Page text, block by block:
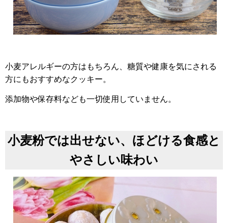
小麦アレルギーの方はもちろん、糖質や健康を気にされる
方にもおすすめなクッキー。
添加物や保存料なども一切使用していません。
小麦粉では出せない、ほどける食感と
やさしい味わい